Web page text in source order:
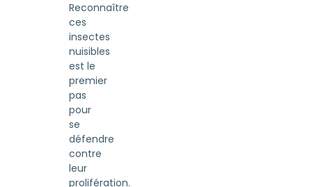
Reconnaître
ces
insectes
nuisibles
est le
premier
pas
pour
se
défendre
contre
leur
prolifération.